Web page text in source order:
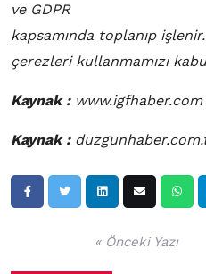
ve GDPR
kapsamında toplanıp
çerezleri kullanmamızı
Kaynak :www.igfhaber.com
Kaynak :
« Önceki Yazı